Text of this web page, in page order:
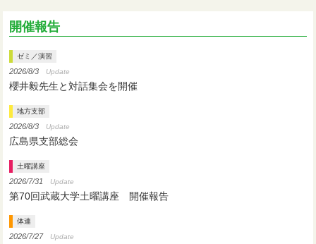
開催報告
ゼミ／演習
2026/8/3 Update
櫻井毅先生と対話集会を開催
地方支部
2026/8/3 Update
広島県支部総会
土曜講座
2026/7/31 Update
第70回武蔵大学土曜講座 開催報告
体連
2026/7/27 Update